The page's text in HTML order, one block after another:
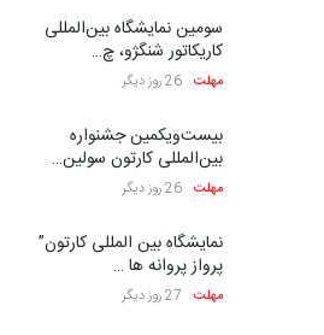
سومین نمایشگاه بین‌المللی
کاریکاتور شنگژو، چ…
مهلت 26 روز دیگر
بیست‌و‌یکمین جشنواره
بین‌المللی کارتون سولین…
مهلت 26 روز دیگر
نمایشگاه بین المللی کارتون”
پرواز پروانه ها …
مهلت 27 روز دیگر